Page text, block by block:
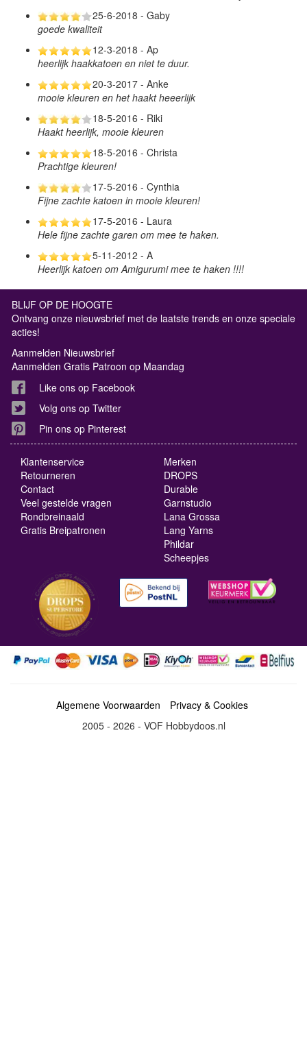
25-6-2018 - Gaby
goede kwaliteit
12-3-2018 - Ap
heerlijk haakkatoen en niet te duur.
20-3-2017 - Anke
mooie kleuren en het haakt heeerlijk
18-5-2016 - Riki
Haakt heerlijk, mooie kleuren
18-5-2016 - Christa
Prachtige kleuren!
17-5-2016 - Cynthia
Fijne zachte katoen in mooie kleuren!
17-5-2016 - Laura
Hele fijne zachte garen om mee te haken.
5-11-2012 - A
Heerlijk katoen om Amigurumi mee te haken !!!!
BLIJF OP DE HOOGTE
Ontvang onze nieuwsbrief met de laatste trends en onze speciale
acties!
Aanmelden Nieuwsbrief
Aanmelden Gratis Patroon op Maandag
Like ons op Facebook
Volg ons op Twitter
Pin ons op Pinterest
Klantenservice
Retourneren
Contact
Veel gestelde vragen
Rondbreinaald
Gratis Breipatronen
Merken
DROPS
Durable
Garnstudio
Lana Grossa
Lang Yarns
Phildar
Scheepjes
Algemene Voorwaarden
Privacy & Cookies
2005 - 2026 - VOF Hobbydoos.nl